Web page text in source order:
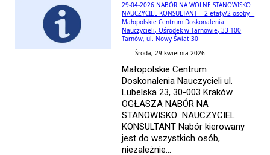
29-04-2026 NABÓR NA WOLNE STANOWISKO
NAUCZYCIEL KONSULTANT – 2 etaty/2 osoby –
Małopolskie Centrum Doskonalenia
Nauczycieli, Ośrodek w Tarnowie, 33-100
Tarnów, ul. Nowy Świat 30
Środa, 29 kwietnia 2026
Małopolskie Centrum
Doskonalenia Nauczycieli ul.
Lubelska 23, 30-003 Kraków
OGŁASZA NABÓR NA
STANOWISKO NAUCZYCIEL
KONSULTANT Nabór kierowany
jest do wszystkich osób,
niezależnie...